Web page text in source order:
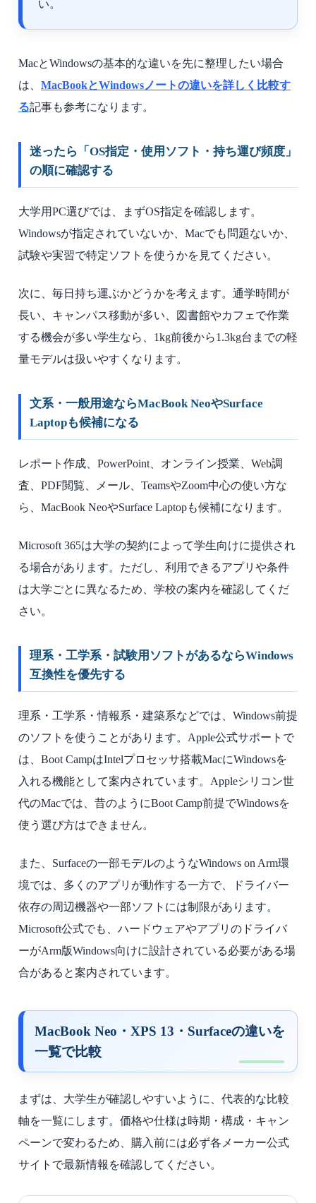
い。
MacとWindowsの基本的な違いを先に整理したい場合
は、 MacBookとWindowsノートの違いを詳しく比較す
る記事も参考になります。
迷ったら「OS指定・使用ソフト・持ち運び頻度」
の順に確認する
大学用PC選びでは、まずOS指定を確認します。
Windowsが指定されていないか、Macでも問題ないか、
試験や実習で特定ソフトを使うかを見てください。
次に、毎日持ち運ぶかどうかを考えます。通学時間が
長い、キャンパス移動が多い、図書館やカフェで作業
する機会が多い学生なら、1kg前後から1.3kg台までの軽
量モデルは扱いやすくなります。
文系・一般用途ならMacBook NeoやSurface
Laptopも候補になる
レポート作成、PowerPoint、オンライン授業、Web調
査、PDF閲覧、メール、TeamsやZoom中心の使い方な
ら、MacBook NeoやSurface Laptopも候補になります。
Microsoft 365は大学の契約によって学生向けに提供され
る場合があります。ただし、利用できるアプリや条件
は大学ごとに異なるため、学校の案内を確認してくだ
さい。
理系・工学系・試験用ソフトがあるならWindows
互換性を優先する
理系・工学系・情報系・建築系などでは、Windows前提
のソフトを使うことがあります。Apple公式サポートで
は、Boot CampはIntelプロセッサ搭載MacにWindowsを
入れる機能として案内されています。Appleシリコン世
代のMacでは、昔のようにBoot Camp前提でWindowsを
使う選び方はできません。
また、Surfaceの一部モデルのようなWindows on Arm環
境では、多くのアプリが動作する一方で、ドライバー
依存の周辺機器や一部ソフトには制限があります。
Microsoft公式でも、ハードウェアやアプリのドライバ
ーがArm版Windows向けに設計されている必要がある場
合があると案内されています。
MacBook Neo・XPS 13・Surfaceの違いを
一覧で比較
まずは、大学生が確認しやすいように、代表的な比較
軸を一覧にします。価格や仕様は時期・構成・キャン
ペーンで変わるため、購入前には必ず各メーカー公式
サイトで最新情報を確認してください。